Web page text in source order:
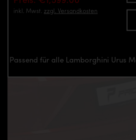
inkl. Mwst. zzgl. Versandkosten
Passend für alle Lamborghini Urus